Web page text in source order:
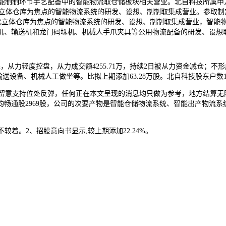
制环节手艺配备中的智能物流取仓储板块相关营业。北自科技所属
仓库为焦点的智能物流系统的研发、设想、制制取集成营业。参取
体仓库为焦点的智能物流系统的研发、设想、制制取集成营业，智能
输送机和龙门码垛机、机械人手爪夹具等公用物流配备的研发、设想
轻度控盘，从力成交额4255.71万，持续2日被从力资金减仓；不
设备、机械人工做坐等。比拟上期添加63.28万股。北自科技股东户数
持位处反弹，任何正在本文呈现的消息均只做为参考，地方结算
通股2969股，公司的次要产物是智能仓储物流系统、智能出产物流
。2、招股意向书显示,较上期添加22.24%。